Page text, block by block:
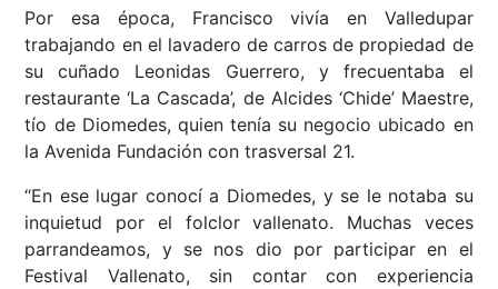
Por esa época, Francisco vivía en Valledupar
trabajando en el lavadero de carros de propiedad de
su cuñado Leonidas Guerrero, y frecuentaba el
restaurante ‘La Cascada’, de Alcides ‘Chide’ Maestre,
tío de Diomedes, quien tenía su negocio ubicado en
la Avenida Fundación con trasversal 21.
“En ese lugar conocí a Diomedes, y se le notaba su
inquietud por el folclor vallenato. Muchas veces
parrandeamos, y se nos dio por participar en el
Festival Vallenato, sin contar con experiencia